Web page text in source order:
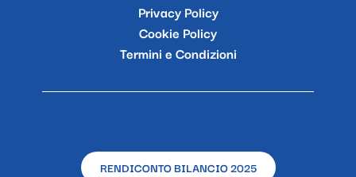
Privacy Policy
Cookie Policy
Termini e Condizioni
RENDICONTO BILANCIO 2025